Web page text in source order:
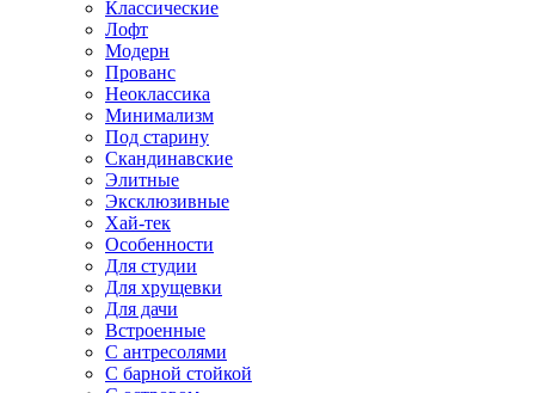
Классические
Лофт
Модерн
Прованс
Неоклассика
Минимализм
Под старину
Скандинавские
Элитные
Эксклюзивные
Хай-тек
Особенности
Для студии
Для хрущевки
Для дачи
Встроенные
С антресолями
С барной стойкой